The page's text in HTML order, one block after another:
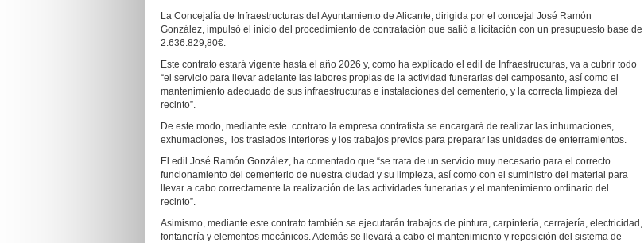
La Concejalía de Infraestructuras del Ayuntamiento de Alicante, dirigida por el concejal José Ramón
González, impulsó el inicio del procedimiento de contratación que salió a licitación con un presupuesto base de
2.636.829,80€.
Este contrato estará vigente hasta el año 2026 y, como ha explicado el edil de Infraestructuras, va a cubrir todo
“el servicio para llevar adelante las labores propias de la actividad funerarias del camposanto, así como el
mantenimiento adecuado de sus infraestructuras e instalaciones del cementerio, y la correcta limpieza del
recinto”.
De este modo, mediante este contrato la empresa contratista se encargará de realizar las inhumaciones,
exhumaciones, los traslados interiores y los trabajos previos para preparar las unidades de enterramientos.
El edil José Ramón González, ha comentado que “se trata de un servicio muy necesario para el correcto
funcionamiento del cementerio de nuestra ciudad y su limpieza, así como con el suministro del material para
llevar a cabo correctamente la realización de las actividades funerarias y el mantenimiento ordinario del
recinto”.
Asimismo, mediante este contrato también se ejecutarán trabajos de pintura, carpintería, cerrajería, electricidad,
fontanería y elementos mecánicos. Además se llevará a cabo el mantenimiento y reposición del sistema de